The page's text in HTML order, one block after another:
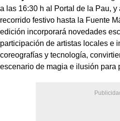
a las 16:30 h al Portal de la Pau,
recorrido festivo hasta la Fuente
edición incorporará novedades
participación de artistas locales e
coreografías y tecnología,
escenario de magia e ilusión para